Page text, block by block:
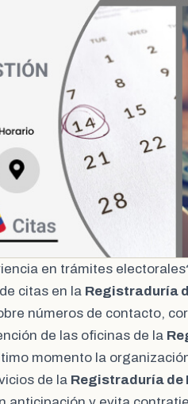
en trámites
citas en la Registraduría
números de contacto,
de las oficinas de la
momento la
de la Registraduría de